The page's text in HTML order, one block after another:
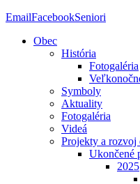
EmailFacebookSeniori
Obec
História
Fotogaléria
Symboly
Aktuality
Fotogaléria
Videá
Projekty a rozvoj
Ukončené
2025